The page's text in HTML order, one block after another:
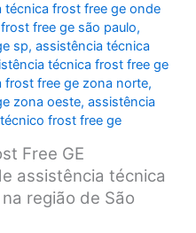
técnica frost free ge onde
free ge são paulo,
sp,assistência técnica
técnica frost free ge
frost free ge zona norte,
zona oeste,assistência
técnico frost free ge
Free GE
assistência técnica
região de São